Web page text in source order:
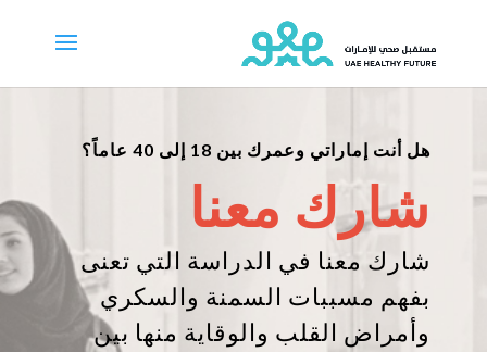
هل أنت إماراتي وعمرك بين 18 إلى 40 عاماً؟
شارك معنا
شارك معنا في الدراسة التي تعنى
بفهم مسببات السمنة والسكري
وأمراض القلب والوقاية منها بين